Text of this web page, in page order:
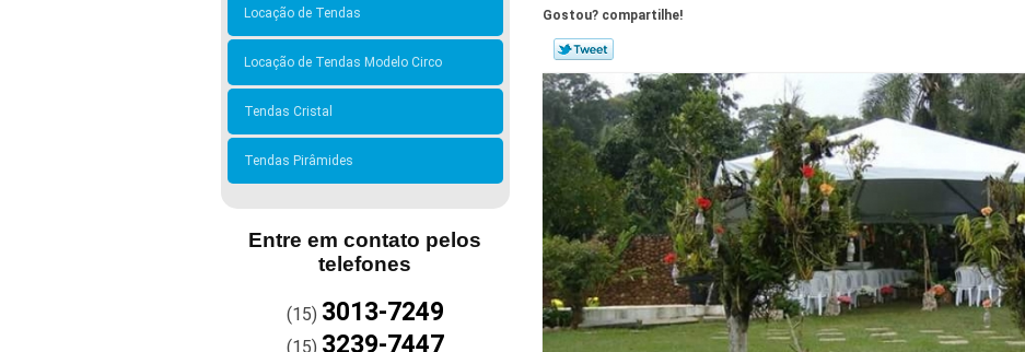
Locação de Tendas
Locação de Tendas Modelo Circo
Tendas Cristal
Tendas Pirâmides
Entre em contato pelos
telefones
(15) 3013-7249
(15) 3239-7447
Gostou? compartilhe!